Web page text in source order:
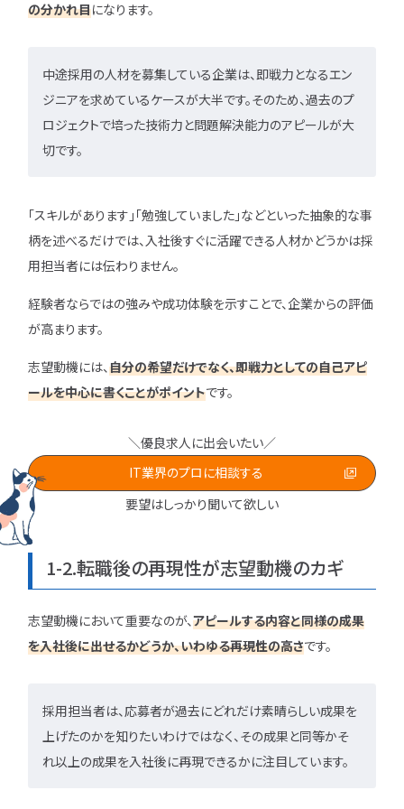
ユニゾンキャリア「IT転職メデ
ニュースページ
個人情報保護方針
の分かれ目になります。
中途採用の人材を募集している企業は、即戦力となるエン
ジニアを求めているケースが大半です。そのため、過去のプ
ロジェクトで培った技術力と問題解決能力のアピールが大
切です。
「スキルがあります」「勉強していました」などといった抽象的な事
柄を述べるだけでは、入社後すぐに活躍できる人材かどうかは採
用担当者には伝わりません。
経験者ならではの強みや成功体験を示すことで、企業からの評価
が高まります。
志望動機には、自分の希望だけでなく、即戦力としての自己アピ
ールを中心に書くことがポイントです。
＼優良求人に出会いたい／
IT業界のプロに相談する
要望はしっかり聞いて欲しい
1-2.転職後の再現性が志望動機のカギ
志望動機において重要なのが、アピールする内容と同様の成果
を入社後に出せるかどうか、いわゆる再現性の高さです。
採用担当者は、応募者が過去にどれだけ素晴らしい成果を
上げたのかを知りたいわけではなく、その成果と同等かそ
れ以上の成果を入社後に再現できるかに注目しています。